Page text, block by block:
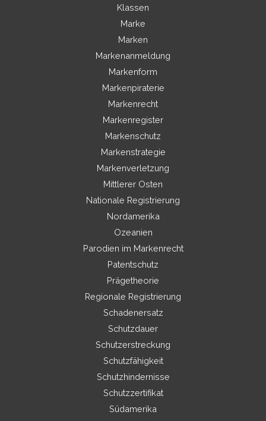
Klassen
Marke
Marken
Markenanmeldung
Markenform
Markenpiraterie
Markenrecht
Markenregister
Markenschutz
Markenstrategie
Markenverletzung
Mittlerer Osten
Nationale Registrierung
Nordamerika
Ozeanien
Parodien im Markenrecht
Patentschutz
Prägetheorie
Regionale Registrierung
Schadenersatz
Schutzdauer
Schutzerstreckung
Schutzfähigkeit
Schutzhindernisse
Schutzzertifikat
Südamerika